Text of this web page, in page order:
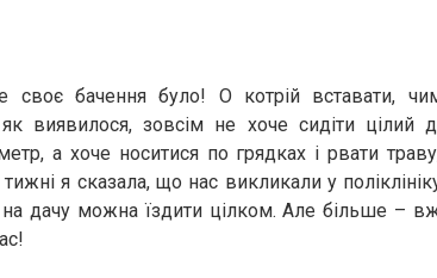
своє бачення було! О котрій вставати,
виявилося, зовсім не хоче сидіти цілий
а хоче носитися по грядках і рвати
я сказала, що нас викликали у
на дачу можна їздити цілком. Але більше –